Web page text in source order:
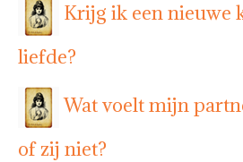
Krijg ik een nieuwe
liefde?
Wat voelt mijn
of zij niet?